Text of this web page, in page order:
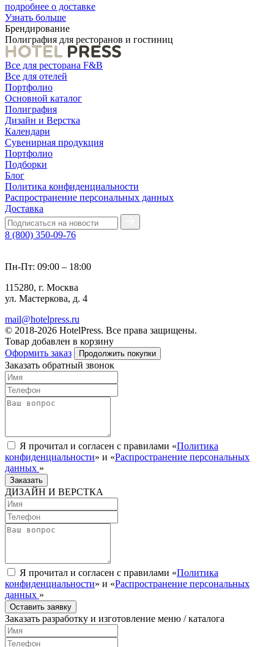
подробнее о доставке
Узнать больше
Брендирование
Полиграфия для ресторанов и гостиниц
Все для ресторана F&B
Все для отелей
Портфолио
Основной каталог
Полиграфия
Дизайн и Верстка
Календари
Сувенирная продукция
Портфолио
Подборки
Блог
Политика конфиденциальности
Распространение персональных данных
Доставка
8 (800) 350-09-76
Пн-Пт: 09:00 – 18:00
115280, г. Москва
ул. Мастеркова, д. 4
mail@hotelpress.ru
© 2018-2026 HotelPress. Все права защищены.
Товар добавлен в корзину
Оформить заказ
Продолжить покупки
Заказать обратный звонок
Я прочитал и согласен с правилами «Политика
конфиденциальности» и «Распространение персональных
данных »
Заказать
ДИЗАЙН И ВЕРСТКА
Я прочитал и согласен с правилами «Политика
конфиденциальности» и «Распространение персональных
данных »
Оставить заявку
Заказать разработку и изготовление меню / каталога